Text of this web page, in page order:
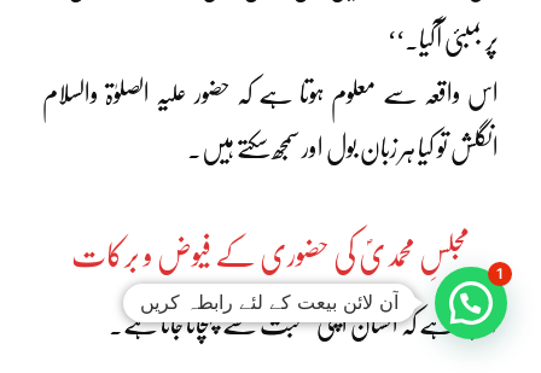
پر بمبئی آگیا۔‘‘
اس واقعہ سے معلوم ہوتا ہے کہ حضور علیہ الصلوٰۃ والسلام
انگلش تو کیا ہر زبان بول اور سمجھ سکتے ہیں۔
مجلسِ محمدیؐ کی حضوری کے فیوض و برکات
کہا جاتا ہے کہ انسان اپنی صحبت سے پہچانا جاتا ہے۔
آن لائن بیعت کے لئے رابطہ کریں
1